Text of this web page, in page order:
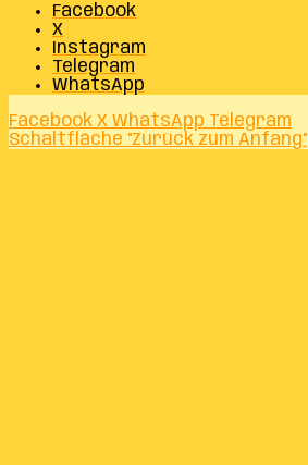
Facebook
X
Instagram
Telegram
WhatsApp
Facebook X WhatsApp Telegram
Schaltfläche "Zurück zum Anfang"